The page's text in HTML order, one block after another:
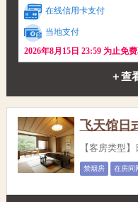
在线信用卡支付
当地支付
2026年8月15日 23:59 为止免
＋查
飞天馆日
【客房类型
禁烟房 在房间